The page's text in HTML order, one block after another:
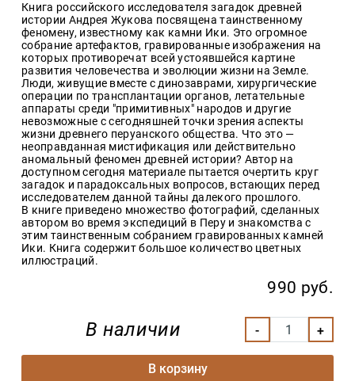
Книга российского исследователя загадок древней
истории Андрея Жукова посвящена таинственному
феномену, известному как камни Ики. Это огромное
собрание артефактов, гравированные изображения на
которых противоречат всей устоявшейся картине
развития человечества и эволюции жизни на Земле.
Люди, живущие вместе с динозаврами, хирургические
операции по трансплантации органов, летательные
аппараты среди "примитивных" народов и другие
невозможные с сегодняшней точки зрения аспекты
жизни древнего перуанского общества. Что это —
неоправданная мистификация или действительно
аномальный феномен древней истории? Автор на
доступном сегодня материале пытается очертить круг
загадок и парадоксальных вопросов, встающих перед
исследователем данной тайны далекого прошлого.
В книге приведено множество фотографий, сделанных
автором во время экспедиций в Перу и знакомства с
этим таинственным собранием гравированных камней
Ики. Книга содержит большое количество цветных
иллюстраций.
990 руб.
В наличии
В корзину
Красота
и
здоровье
Оптовикам
Авторам
Контакты
Мероприятия
+7(499)
350-17-
79
Москва